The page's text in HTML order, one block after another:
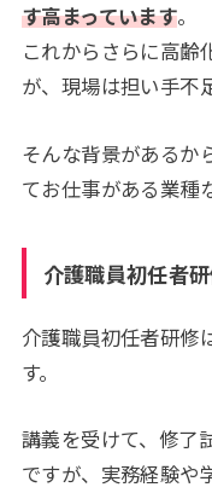
す高まっています。
これからさらに高齢
が、現場は担い手不
そんな背景があるか
てお仕事がある業種
介護職員初任者
介護職員初任者研修
す。
講義を受けて、修了
ですが、実務経験や